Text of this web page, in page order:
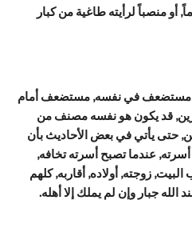
أو منصباً لرأيته طاغية من كبار
مستضعف في نفسه, مستضعف أمام
قد يكون هو نفسه مصنف من
حتى يأتي في بعض الأحاديث بأن
عندما تصبح أسرته تخافه,
زوجته, أولاده, أقاربه, كلهم
الله جبار وإن لم يملك إلا أهله.